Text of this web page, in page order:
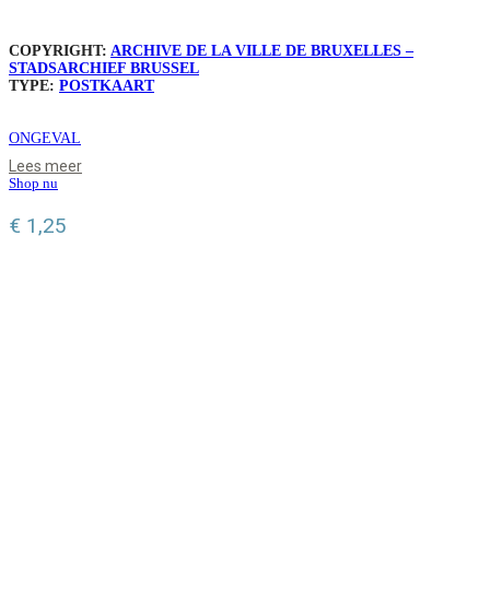
COPYRIGHT: ARCHIVE DE LA VILLE DE BRUXELLES –
STADSARCHIEF BRUSSEL
TYPE: POSTKAART
ONGEVAL
Lees meer
Shop nu
€ 1,25